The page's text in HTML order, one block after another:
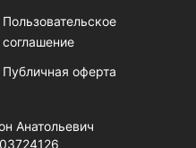
Пользовательское
соглашение
Публичная оферта
Анатольевич